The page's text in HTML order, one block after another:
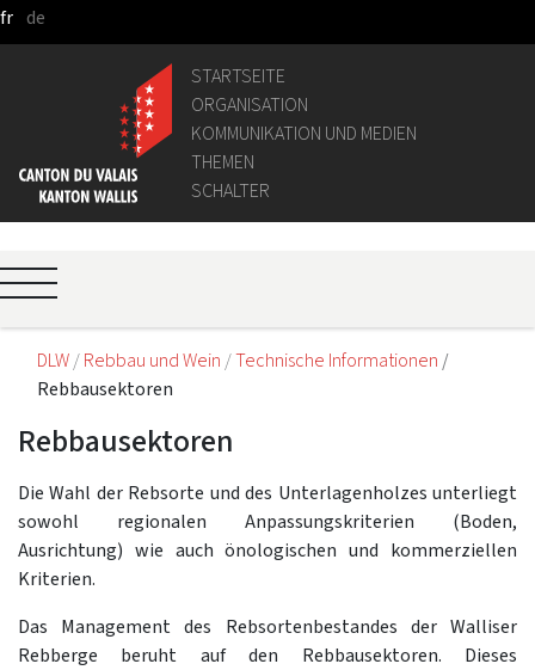
Zum Hauptinhalt springen
fr de
STARTSEITE
ORGANISATION
KOMMUNIKATION UND MEDIEN
THEMEN
SCHALTER
DLW Rebbau und Wein
Technische Informationen
Rebbausektoren
Rebbausektoren
Die Wahl der Rebsorte und des Unterlagenholzes unterliegt
sowohl regionalen Anpassungskriterien (Boden,
Ausrichtung) wie auch önologischen und kommerziellen
Kriterien.
Das Management des Rebsortenbestandes der Walliser
Rebberge beruht auf den Rebbausektoren. Dieses